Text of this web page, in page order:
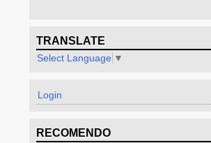
TRANSLATE
Select Language ▼
Login
RECOMENDO